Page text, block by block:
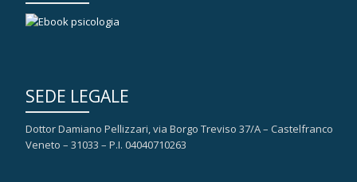
SEDE LEGALE
Dottor Damiano Pellizzari, via Borgo Treviso 37/A – Castelfranco
Veneto – 31033 – P.I. 04040710263